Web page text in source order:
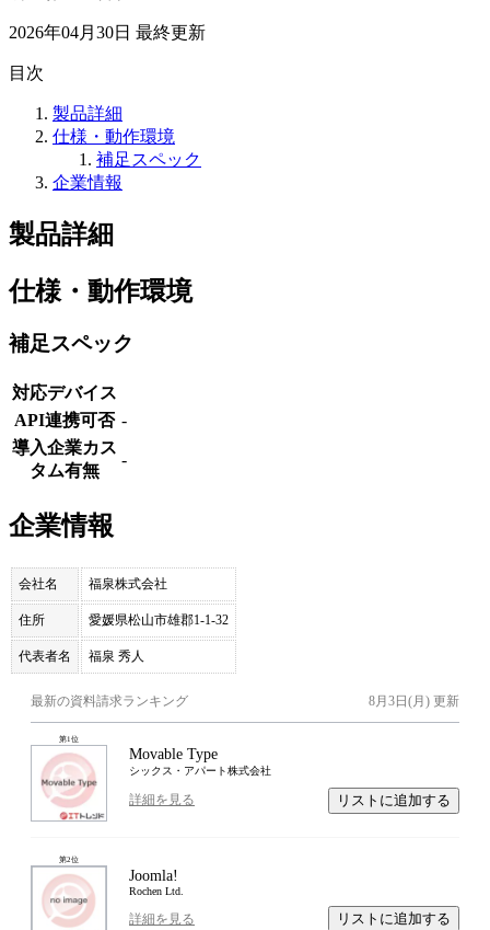
2026年04月30日 最終更新
目次
製品詳細
仕様・動作環境
補足スペック
企業情報
製品詳細
仕様・動作環境
補足スペック
対応デバイス
API連携可否 -
導入企業カス
タム有無
-
企業情報
会社名 福泉株式会社
住所 愛媛県松山市雄郡1-1-32
代表者名 福泉 秀人
最新の資料請求ランキング 8月3日(月) 更新
第1位
Movable Type
シックス・アパート株式会社
詳細を見る リストに追加する
第2位
Joomla!
Rochen Ltd.
詳細を見る リストに追加する